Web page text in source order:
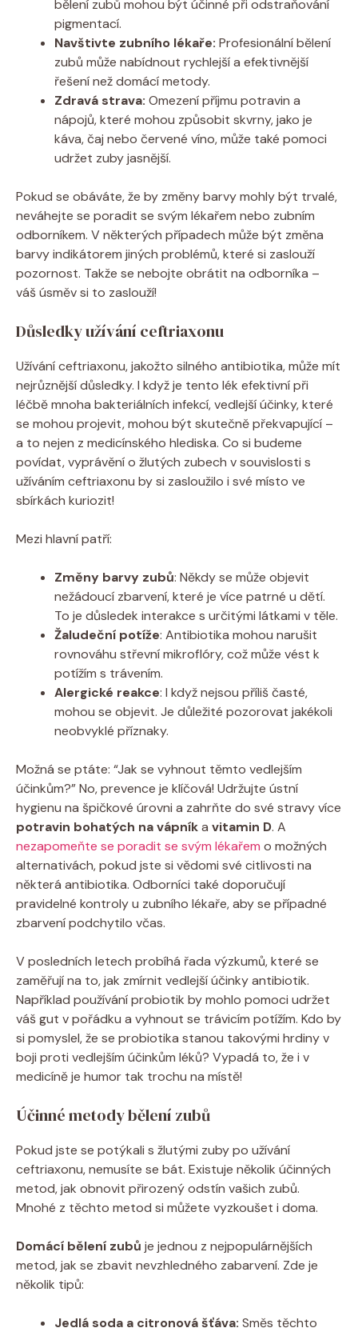
bělení zubů mohou být účinné při odstraňování
pigmentací.
Navštivte zubního lékaře: Profesionální bělení
zubů může nabídnout rychlejší a efektivnější
řešení než domácí metody.
Zdravá strava: Omezení příjmu potravin a
nápojů, které mohou způsobit skvrny, jako je
káva, čaj nebo červené víno, může také pomoci
udržet zuby jasnější.
Pokud se obáváte, že by změny barvy mohly být trvalé,
neváhejte se poradit se svým lékařem nebo zubním
odborníkem. V některých případech může být změna
barvy indikátorem jiných problémů, které si zaslouží
pozornost. Takže se nebojte obrátit na odborníka –
váš úsměv si to zaslouží!
Důsledky užívání ceftriaxonu
Užívání ceftriaxonu, jakožto silného antibiotika, může mít
nejrůznější důsledky. I když je tento lék efektivní při
léčbě mnoha bakteriálních infekcí, vedlejší účinky, které
se mohou projevit, mohou být skutečně překvapující –
a to nejen z medicínského hlediska. Co si budeme
povídat, vyprávění o žlutých zubech v souvislosti s
užíváním ceftriaxonu by si zasloužilo i své místo ve
sbírkách kuriozit!
Mezi hlavní patří:
Změny barvy zubů: Někdy se může objevit
nežádoucí zbarvení, které je více patrné u dětí.
To je důsledek interakce s určitými látkami v těle.
Žaludeční potíže: Antibiotika mohou narušit
rovnováhu střevní mikroflóry, což může vést k
potížím s trávením.
Alergické reakce: I když nejsou příliš časté,
mohou se objevit. Je důležité pozorovat jakékoli
neobvyklé příznaky.
Možná se ptáte: “Jak se vyhnout těmto vedlejším
účinkům?” No, prevence je klíčová! Udržujte ústní
hygienu na špičkové úrovni a zahrňte do své stravy více
potravin bohatých na vápníka vitamin D. A
nezapomeňte se poradit se svým lékařem o možných
alternativách, pokud jste si vědomi své citlivosti na
některá antibiotika. Odborníci také doporučují
pravidelné kontroly u zubního lékaře, aby se případné
zbarvení podchytilo včas.
V posledních letech probíhá řada výzkumů, které se
zaměřují na to, jak zmírnit vedlejší účinky antibiotik.
Například používání probiotik by mohlo pomoci udržet
váš gut v pořádku a vyhnout se trávicím potížím. Kdo by
si pomyslel, že se probiotika stanou takovými hrdiny v
boji proti vedlejším účinkům léků? Vypadá to, že i v
medicíně je humor tak trochu na místě!
Účinné metody bělení zubů
Pokud jste se potýkali s žlutými zuby po užívání
ceftriaxonu, nemusíte se bát. Existuje několik účinných
metod, jak obnovit přirozený odstín vašich zubů.
Mnohé z těchto metod si můžete vyzkoušet i doma.
Domácí bělení zubů je jednou z nejpopulárnějších
metod, jak se zbavit nevzhledného zabarvení. Zde je
několik tipů:
Jedlá soda a citronová šťáva: Směs těchto